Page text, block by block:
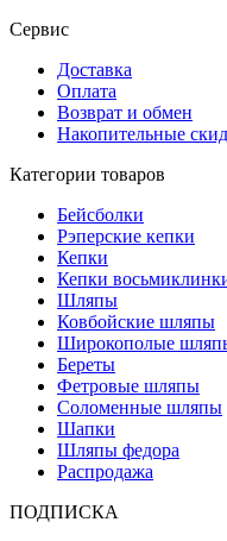
Сервис
Доставка
Оплата
Возврат и обмен
Накопительные
Категории товаров
Бейсболки
Рэперские кепки
Кепки
Кепки
Шляпы
Ковбойские шляпы
Широкополые
Береты
Фетровые шляпы
Соломенные шляпы
Шапки
Шляпы федора
Распродажа
ПОДПИСКА